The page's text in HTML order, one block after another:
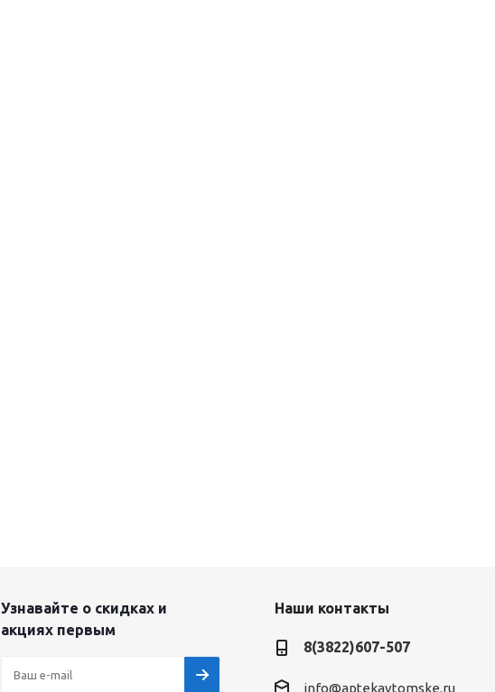
Узнавайте о скидках и
акциях первым
Наши контакты
8(3822)607-507
info@aptekavtomske.ru